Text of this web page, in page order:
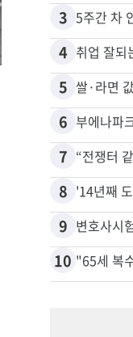
3 5주간 차
4 취업 잘
5
6
7
8
9
10